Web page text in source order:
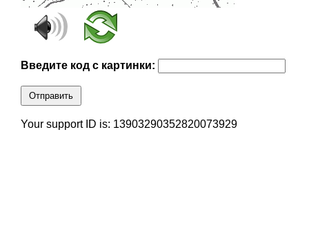
Введите код с картинки:
Отправить
Your support ID is: 13903290352820073929